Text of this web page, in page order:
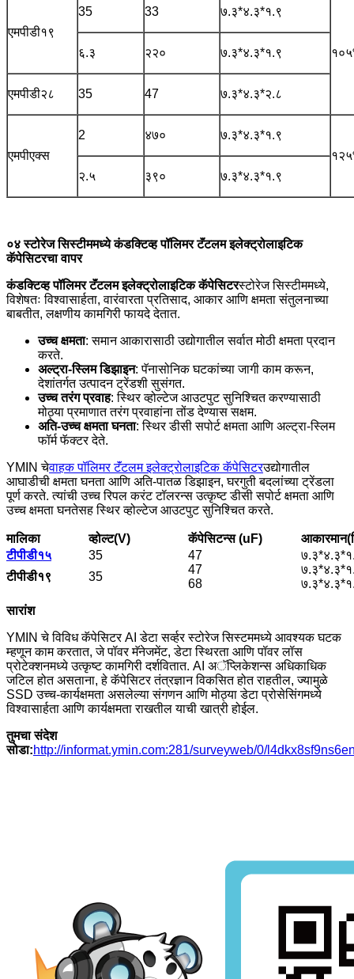
एमपीडी१९
35 33 ७.३*४.३*१.९
६.३ २२० ७.३*४.३*१.९
एमपीडी२८ 35 47 ७.३*४.३*२.८
एमपीएक्स
2 ४७०
७.३*४.३*१.९
२.५
३९० ७.३*४.३*१.९
०४ स्टोरेज सिस्टीममध्ये कंडक्टिव्ह पॉलिमर टॅंटलम इलेक्ट्रोलाइटिक
कॅपेसिटरचा वापर
कंडक्टिव्ह पॉलिमर टॅंटलम इलेक्ट्रोलाइटिक कॅपेसिटरस्टोरेज सिस्टीममध्ये,
विशेषतः विश्वासार्हता, वारंवारता प्रतिसाद, आकार आणि क्षमता संतुलनाच्या
बाबतीत, लक्षणीय कामगिरी फायदे देतात.
उच्च क्षमता: समान आकारासाठी उद्योगातील सर्वात मोठी क्षमता प्रदान
करते.
अल्ट्रा-स्लिम डिझाइन: पॅनासोनिक घटकांच्या जागी काम करून,
देशांतर्गत उत्पादन ट्रेंडशी सुसंगत.
उच्च तरंग प्रवाह: स्थिर व्होल्टेज आउटपुट सुनिश्चित करण्यासाठी
मोठ्या प्रमाणात तरंग प्रवाहांना तोंड देण्यास सक्षम.
अति-उच्च क्षमता घनता: स्थिर डीसी सपोर्ट क्षमता आणि अल्ट्रा-स्लिम
फॉर्म फॅक्टर देते.
YMIN चेवाहक पॉलिमर टॅंटलम इलेक्ट्रोलाइटिक कॅपेसिटरउद्योगातील
आघाडीची क्षमता घनता आणि अति-पातळ डिझाइन, घरगुती बदलांच्या ट्रेंडला
पूर्ण करते. त्यांची उच्च रिपल करंट टॉलरन्स उत्कृष्ट डीसी सपोर्ट क्षमता आणि
उच्च क्षमता घनतेसह स्थिर व्होल्टेज आउटपुट सुनिश्चित करते.
मालिका व्होल्ट(V) कॅपेसिटन्स (uF)
टीपीडी१५
35 47
टीपीडी१९
35
47
68
सारांश
YMIN चे विविध कॅपेसिटर AI डेटा सर्व्हर स्टोरेज सिस्टममध्ये आवश्यक घटक
म्हणून काम करतात, जे पॉवर मॅनेजमेंट, डेटा स्थिरता आणि पॉवर लॉस
प्रोटेक्शनमध्ये उत्कृष्ट कामगिरी दर्शवितात. AI अॅप्लिकेशन्स अधिकाधिक
जटिल होत असताना, हे कॅपेसिटर तंत्रज्ञान विकसित होत राहतील, ज्यामुळे
SSD उच्च-कार्यक्षमता असलेल्या संगणन आणि मोठ्या डेटा प्रोसेसिंगमध्ये
विश्वासार्हता आणि कार्यक्षमता राखतील याची खात्री होईल.
तुमचा संदेश
सोडा:http://informat.ymin.com:281/surveyweb/0/